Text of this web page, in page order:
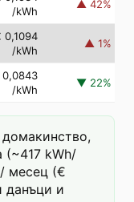
/kWh
▲ 42%
0,1094
/kWh
▲ 1%
/kWh
▼ 22%
домакинство,
(~417 kWh/
месец (€
данъци и